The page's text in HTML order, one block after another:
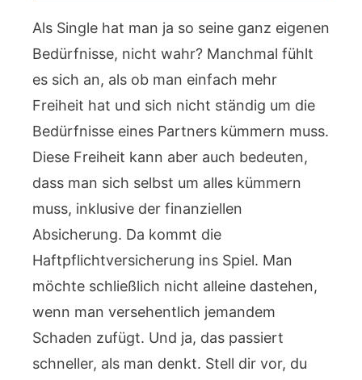
Als Single hat man ja so seine ganz eigenen
Bedürfnisse, nicht wahr? Manchmal fühlt
es sich an, als ob man einfach mehr
Freiheit hat und sich nicht ständig um die
Bedürfnisse eines Partners kümmern muss.
Diese Freiheit kann aber auch bedeuten,
dass man sich selbst um alles kümmern
muss, inklusive der finanziellen
Absicherung. Da kommt die
Haftpflichtversicherung ins Spiel. Man
möchte schließlich nicht alleine dastehen,
wenn man versehentlich jemandem
Schaden zufügt. Und ja, das passiert
schneller, als man denkt. Stell dir vor, du